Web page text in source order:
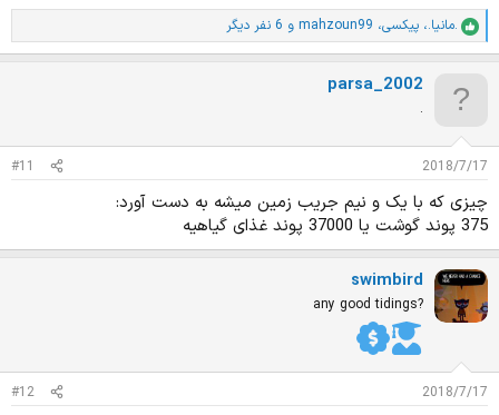
ا
م
ت
:
.مانیا.، پیکسی، mahzoun99 و 6 نفر دیگر
parsa_2002
.
2018/7/17
#11
چیزی که با یک و نیم جریب زمین میشه به دست آورد:
375 پوند گوشت یا 37000 پوند غذای گیاهیه
swimbird
any good tidings?
2018/7/17
#12